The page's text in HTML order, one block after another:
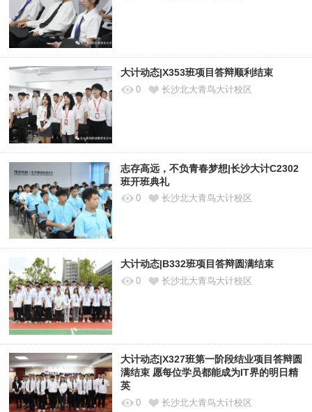
大计动态|X353班项目答辩顺利结束
0 长沙北大青鸟大计校区
志存高远，不负青春梦想|长沙大计C2302
班开班典礼
0 长沙北大青鸟大计校区
大计动态|B332班项目答辩圆满结束
0 长沙北大青鸟大计校区
大计动态|X327班第一阶段结业项目答辩圆
满结束 愿每位学员都能成为IT界的明日精
英
0 长沙北大青鸟大计校区